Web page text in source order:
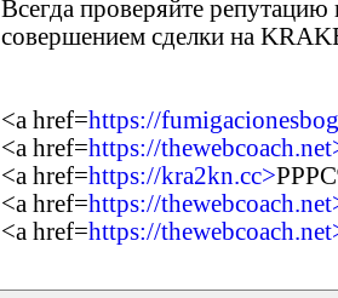
Всегда проверяйте
совершением сделки на
<a href=https://
<a href=https://
<a href=https://kra2kn.cc>
<a href=https://
<a href=https://